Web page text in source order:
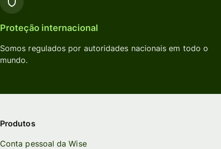
Proteção internacional
Somos regulados por autoridades nacionais em todo o
mundo.
Produtos
Conta pessoal da Wise